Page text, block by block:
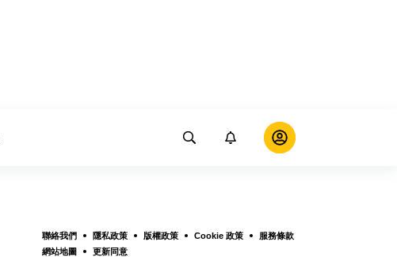
聯絡我們 隱私政策 版權政策 Cookie 政策
服務條款
網站地圖
更新同意